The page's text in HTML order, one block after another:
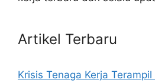
Artikel Terbaru
Krisis Tenaga Kerja